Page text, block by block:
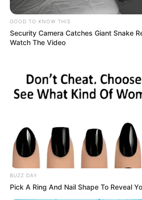
GOOD TO KNOW THIS
Security Camera Catches Giant Snake
Watch The Video
BUZZ DAY
Pick A Ring And Nail Shape To Reveal